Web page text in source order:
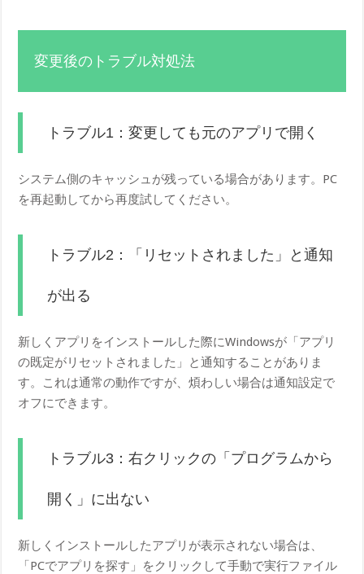
変更後のトラブル対処法
トラブル1：変更しても元のアプリで開く
システム側のキャッシュが残っている場合があります。PC
を再起動してから再度試してください。
トラブル2：「リセットされました」と通知
が出る
新しくアプリをインストールした際にWindowsが「アプリ
の既定がリセットされました」と通知することがありま
す。これは通常の動作ですが、煩わしい場合は通知設定で
オフにできます。
トラブル3：右クリックの「プログラムから
開く」に出ない
新しくインストールしたアプリが表示されない場合は、
「PCでアプリを探す」をクリックして手動で実行ファイル